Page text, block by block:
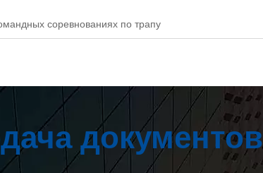
соревнованиях по трапу
документов